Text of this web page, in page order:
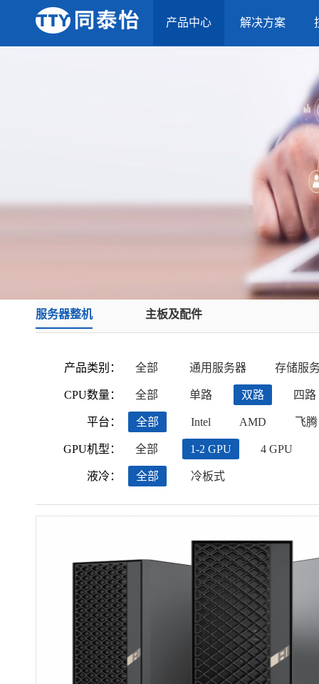
产品中心 解决方案
服务器整机 主板及配件
产品类别：
CPU数量：
平台：
GPU机型：
液冷：
全部 通用服务器 存储服
全部 单路 双路 四路
全部 Intel AMD 飞腾
全部 1-2 GPU 4 GPU
全部 冷板式